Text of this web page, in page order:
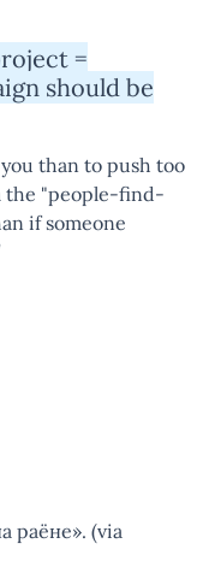
=
should be
you than to push too
"people-find-
if someone
раёне». (via